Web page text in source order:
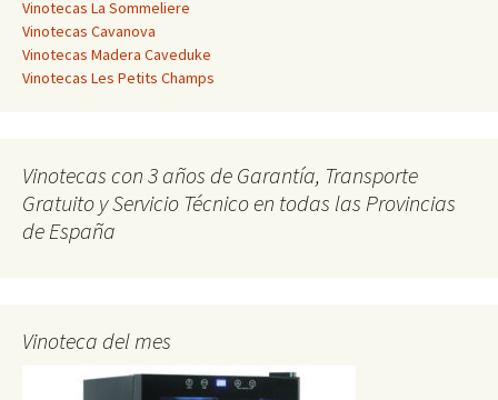
Vinotecas La Sommeliere
Vinotecas Cavanova
Vinotecas Madera Caveduke
Vinotecas Les Petits Champs
Vinotecas con 3 años de Garantía, Transporte
Gratuito y Servicio Técnico en todas las Provincias
de España
Vinoteca del mes